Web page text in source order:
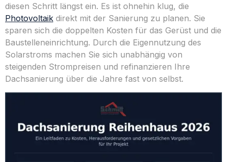
diesen Schritt längst ein. Es ist ohnehin klug, die
Photovoltaik direkt mit der Sanierung zu planen. Sie
sparen sich die doppelten Kosten für das Gerüst und die
Baustelleneinrichtung. Durch die Eigennutzung des
Solarstroms machen Sie sich unabhängig von
steigenden Strompreisen und refinanzieren Ihre
Dachsanierung über die Jahre fast von selbst.